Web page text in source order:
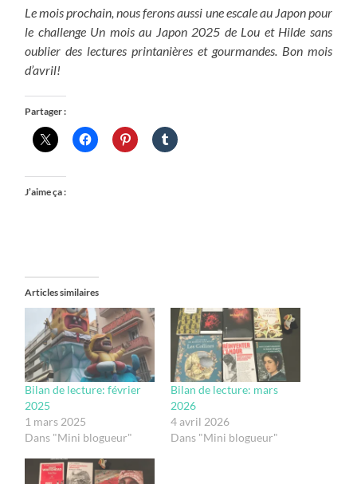
Le mois prochain, nous ferons aussi une escale au Japon pour
le challenge Un mois au Japon 2025 de Lou et Hilde sans
oublier des lectures printanières et gourmandes. Bon mois
d’avril!
Partager :
J’aime ça :
Articles similaires
Bilan de lecture: février
2025
1 mars 2025
Dans "Mini blogueur"
Bilan de lecture: mars
2026
4 avril 2026
Dans "Mini blogueur"